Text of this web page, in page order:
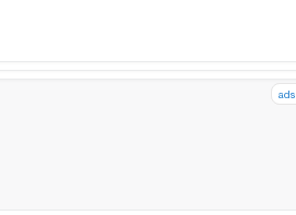
ads
ads